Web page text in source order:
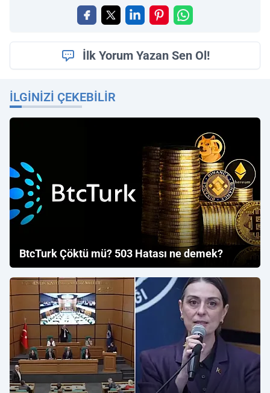
İlk Yorum Yazan Sen Ol!
İLGINIZI ÇEKEBILIR
BtcTurk Çöktü mü? 503 Hatası ne demek?